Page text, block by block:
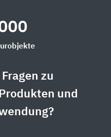
zu
und